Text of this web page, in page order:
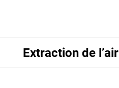
Extraction de l’air